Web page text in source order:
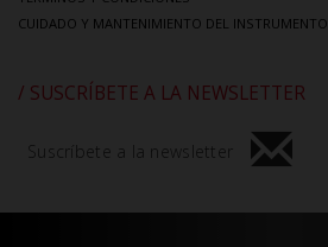
CUIDADO Y MANTENIMIENTO DEL INSTRUMENTO
/ SUSCRÍBETE A LA NEWSLETTER
Suscríbete a la newsletter